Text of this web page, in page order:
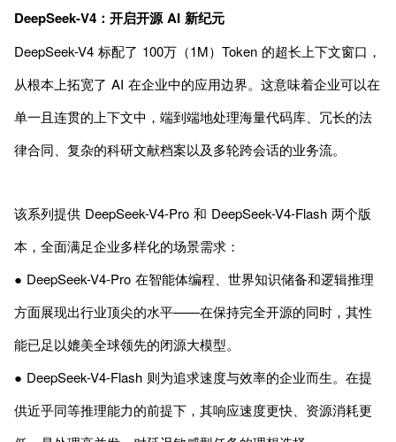
DeepSeek-V4：开启开源 AI 新纪元
DeepSeek-V4 标配了 100万（1M）Token 的超长上下文窗口，
从根本上拓宽了 AI 在企业中的应用边界。这意味着企业可以在
单一且连贯的上下文中，端到端地处理海量代码库、冗长的法
律合同、复杂的科研文献档案以及多轮跨会话的业务流。
该系列提供 DeepSeek-V4-Pro 和 DeepSeek-V4-Flash 两个版
本，全面满足企业多样化的场景需求：
● DeepSeek-V4-Pro 在智能体编程、世界知识储备和逻辑推理
方面展现出行业顶尖的水平——在保持完全开源的同时，其性
能已足以媲美全球领先的闭源大模型。
● DeepSeek-V4-Flash 则为追求速度与效率的企业而生。在提
供近乎同等推理能力的前提下，其响应速度更快、资源消耗更